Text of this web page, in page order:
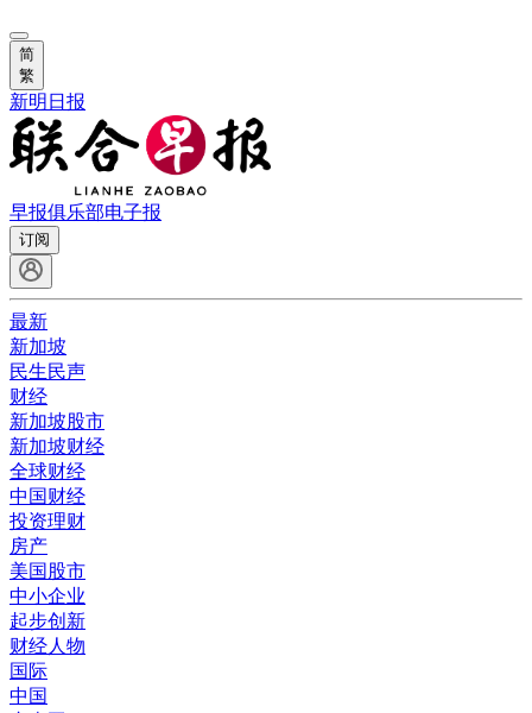
简
繁
新明日报
早报俱乐部电子报
订阅
最新
新加坡
民生民声
财经
新加坡股市
新加坡财经
全球财经
中国财经
投资理财
房产
美国股市
中小企业
起步创新
财经人物
国际
中国